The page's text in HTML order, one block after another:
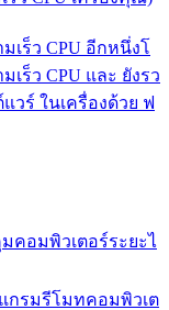
เร็ว CPU อีกหนึ่งโ
ร็ว CPU และ ยังรว
วร์ ในเครื่องด้วย ฟ
มคอมพิวเตอร์ระยะไ
กรมรีโมทคอมพิวเต